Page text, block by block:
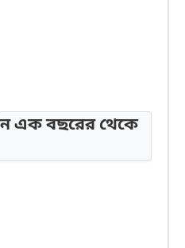
এক বছরের থেকে